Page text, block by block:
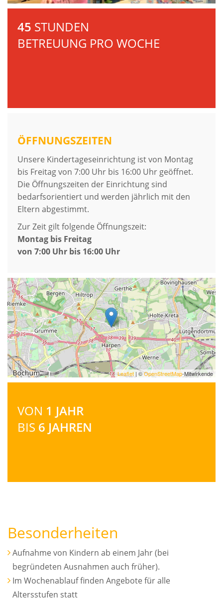
45 STUNDEN
BETREUUNG PRO WOCHE
ÖFFNUNGSZEITEN
Unsere Kindertageseinrichtung ist von Montag
bis Freitag von 7:00 Uhr bis 16:00 Uhr geöffnet.
Die Öffnungszeiten der Einrichtung sind
bedarfsorientiert und werden jährlich mit den
Eltern abgestimmt.
Zur Zeit gilt folgende Öffnungszeit:
Montag bis Freitag
von 7:00 Uhr bis 16:00 Uhr
Leaflet | ©OpenStreetMap-Mitwirkende
VON 1 JAHR
BIS 6 JAHREN
Besonderheiten
Aufnahme von Kindern ab einem Jahr (bei
begründeten Ausnahmen auch früher).
Im Wochenablauf finden Angebote für alle
Altersstufen statt